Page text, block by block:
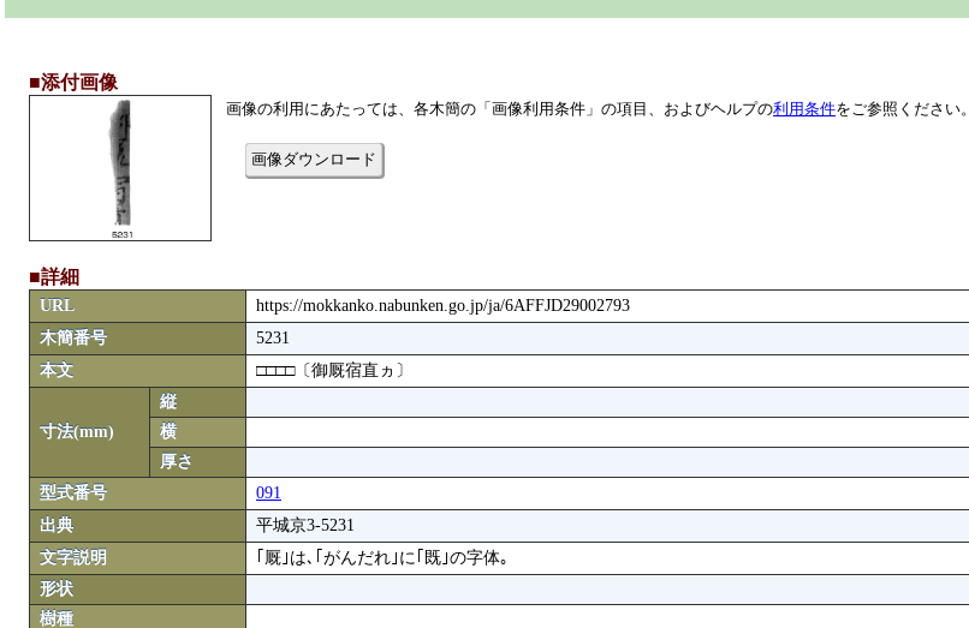
■添付画像
画像の利用にあたっては、各木簡の「画像利用条件」の項目、およびヘルプの利用条件をご参照ください。
画像ダウンロード
■詳細
URL
https://mokkanko.nabunken.go.jp/ja/6AFFJD29002793
木簡番号
5231
本文
□□□□〔御厩宿直ヵ〕
寸法(mm)
縦
横
厚さ
型式番号
091
出典
平城京3-5231
文字説明
｢厩｣は､｢がんだれ｣に｢既｣の字体｡
形状
樹種